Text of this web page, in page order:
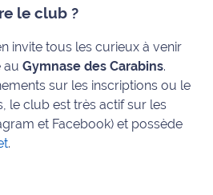
le club ?
invite tous les curieux à venir
auGymnase des Carabins.
sur les inscriptions ou le
le club est très actif sur les
et Facebook) et possède
.